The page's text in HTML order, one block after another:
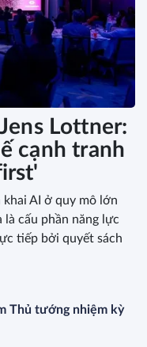
Lottner:
cạnh tranh
khai AI ở quy mô lớn
là cấu phần năng lực
tiếp bởi quyết sách
Thủ tướng nhiệm kỳ